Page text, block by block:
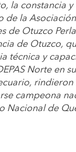
la constancia
de la
de Otuzco
de Otuzco,
técnica y
Norte en
rindieron
campeona
Nacional de